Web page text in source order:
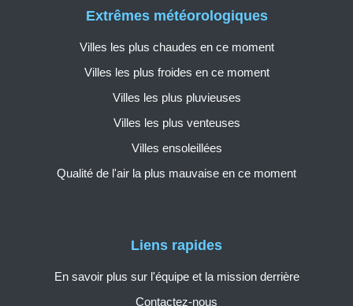
Liens rapides
En savoir plus sur l'équipe et la mission derrière
Contactez-nous
Extrêmes météorologiques
Villes les plus chaudes en ce moment
Villes les plus froides en ce moment
Villes les plus pluvieuses
Villes les plus venteuses
Villes ensoleillées
Qualité de l'air la plus mauvaise en ce moment